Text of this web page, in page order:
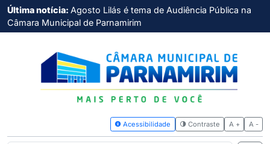
Última notícia: Agosto Lilás é tema de Audiência Pública na
Câmara Municipal de Parnamirim